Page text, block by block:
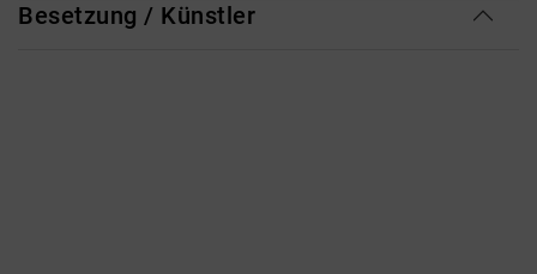
Besetzung / Künstler